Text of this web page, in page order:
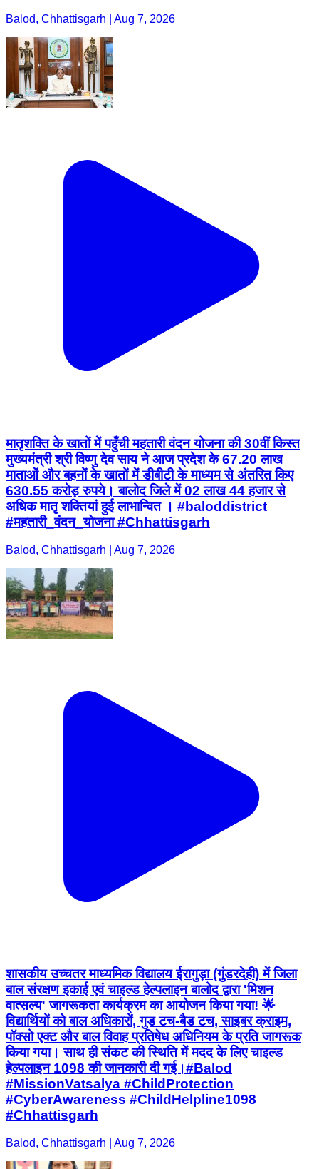
Balod, Chhattisgarh | Aug 7, 2026
मातृशक्ति के खातों में पहुँची महतारी वंदन योजना की 30वीं किस्त
मुख्यमंत्री श्री विष्णु देव साय ने आज प्रदेश के 67.20 लाख
माताओं और बहनों के खातों में डीबीटी के माध्यम से अंतरित किए
630.55 करोड़ रुपये। बालोद जिले में 02 लाख 44 हजार से
अधिक मातृ शक्तियां हुई लाभान्वित । #baloddistrict
#महतारी_वंदन_योजना #Chhattisgarh
Balod, Chhattisgarh | Aug 7, 2026
शासकीय उच्चतर माध्यमिक विद्यालय ईरागुड़ा (गुंडरदेही) में जिला
बाल संरक्षण इकाई एवं चाइल्ड हेल्पलाइन बालोद द्वारा 'मिशन
वात्सल्य' जागरूकता कार्यक्रम का आयोजन किया गया! 🌟 ​
विद्यार्थियों को बाल अधिकारों, गुड टच-बैड टच, साइबर क्राइम,
पॉक्सो एक्ट और बाल विवाह प्रतिषेध अधिनियम के प्रति जागरूक
किया गया। साथ ही संकट की स्थिति में मदद के लिए चाइल्ड
हेल्पलाइन 1098 की जानकारी दी गई। ​#Balod
#MissionVatsalya #ChildProtection
#CyberAwareness #ChildHelpline1098
#Chhattisgarh
Balod, Chhattisgarh | Aug 7, 2026